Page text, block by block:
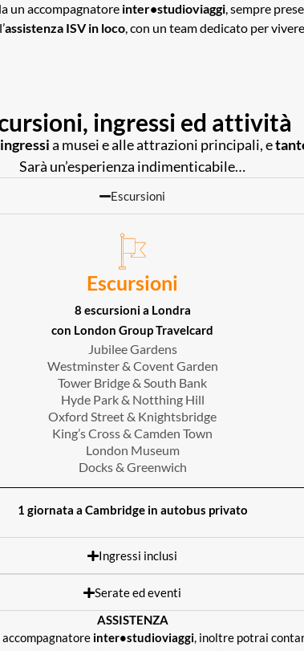
un accompagnatore inter•studioviaggi, sempre
assistenza ISV in loco, con un team dedicato per
ingressi ed attività
ingressia musei e alle attrazioni principali, e
Sarà un’esperienza indimenticabile…
Escursioni
Escursioni
8 escursioni a Londra
con London Group Travelcard
Jubilee Gardens
Westminster & Covent Garden
Tower Bridge & South Bank
Hyde Park & Notthing Hill
Oxford Street & Knightsbridge
King’s Cross & Camden Town
London Museum
Docks & Greenwich
1 giornata a Cambridge in autobus privato
Ingressi inclusi
Serate ed eventi
ASSISTENZA
inter•studioviaggi, inoltre potrai